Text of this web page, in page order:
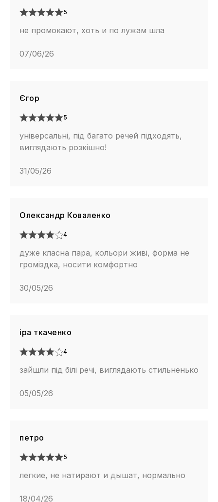
5
не промокают, хоть и по лужам шла
07/06/26
Єгор
5
універсальні, під багато речей підходять,
виглядають розкішно!
31/05/26
Олександр Коваленко
4
дуже класна пара, кольори живі, форма не
громіздка, носити комфортно
30/05/26
іра ткаченко
4
зайшли під білі речі, виглядають стильненько
05/05/26
петро
5
легкие, не натирают и дышат, нормально
18/04/26